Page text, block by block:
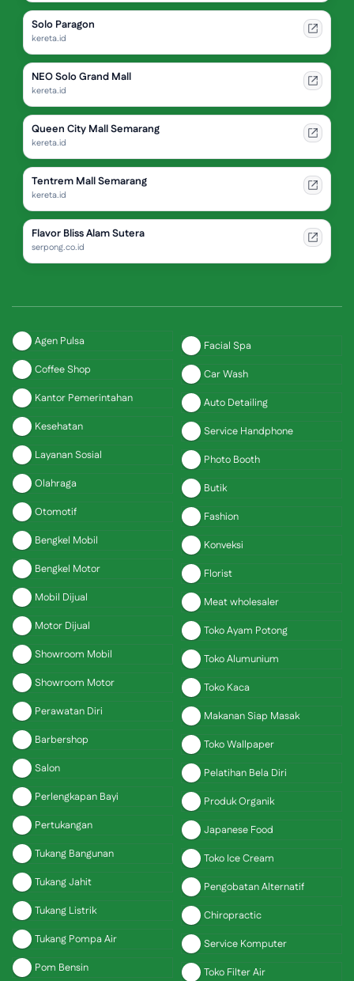
Solo Paragon
kereta.id
NEO Solo Grand Mall
kereta.id
Queen City Mall Semarang
kereta.id
Tentrem Mall Semarang
kereta.id
Flavor Bliss Alam Sutera
serpong.co.id
Agen Pulsa
Coffee Shop
Kantor Pemerintahan
Kesehatan
Layanan Sosial
Olahraga
Otomotif
Bengkel Mobil
Bengkel Motor
Mobil Dijual
Motor Dijual
Showroom Mobil
Showroom Motor
Perawatan Diri
Barbershop
Salon
Perlengkapan Bayi
Pertukangan
Tukang Bangunan
Tukang Jahit
Tukang Listrik
Tukang Pompa Air
Pom Bensin
Facial Spa
Car Wash
Auto Detailing
Service Handphone
Photo Booth
Butik
Fashion
Konveksi
Florist
Meat wholesaler
Toko Ayam Potong
Toko Alumunium
Toko Kaca
Makanan Siap Masak
Toko Wallpaper
Pelatihan Bela Diri
Produk Organik
Japanese Food
Toko Ice Cream
Pengobatan Alternatif
Chiropractic
Service Komputer
Toko Filter Air